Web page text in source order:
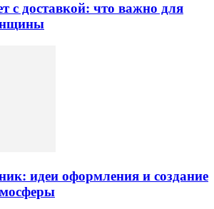
с доставкой: что важно для
идеи оформления и создание